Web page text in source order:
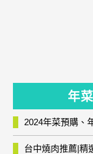
年
台中燒肉推薦|精